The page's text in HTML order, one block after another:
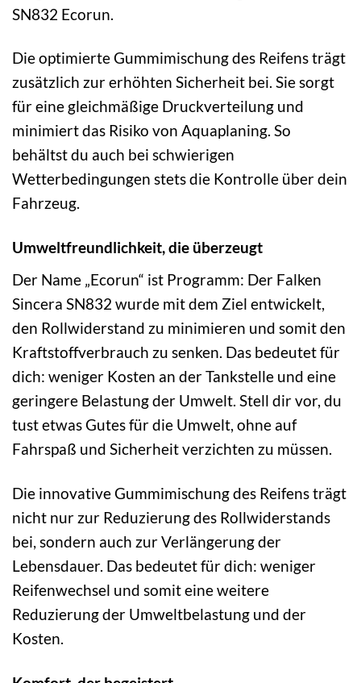
SN832 Ecorun.
Die optimierte Gummimischung des Reifens trägt
zusätzlich zur erhöhten Sicherheit bei. Sie sorgt
für eine gleichmäßige Druckverteilung und
minimiert das Risiko von Aquaplaning. So
behältst du auch bei schwierigen
Wetterbedingungen stets die Kontrolle über dein
Fahrzeug.
Umweltfreundlichkeit, die überzeugt
Der Name „Ecorun“ ist Programm: Der Falken
Sincera SN832 wurde mit dem Ziel entwickelt,
den Rollwiderstand zu minimieren und somit den
Kraftstoffverbrauch zu senken. Das bedeutet für
dich: weniger Kosten an der Tankstelle und eine
geringere Belastung der Umwelt. Stell dir vor, du
tust etwas Gutes für die Umwelt, ohne auf
Fahrspaß und Sicherheit verzichten zu müssen.
Die innovative Gummimischung des Reifens trägt
nicht nur zur Reduzierung des Rollwiderstands
bei, sondern auch zur Verlängerung der
Lebensdauer. Das bedeutet für dich: weniger
Reifenwechsel und somit eine weitere
Reduzierung der Umweltbelastung und der
Kosten.